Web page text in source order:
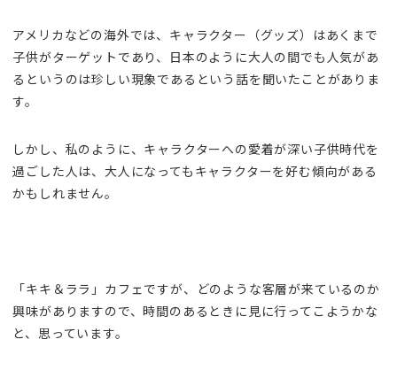
アメリカなどの海外では、キャラクター（グッズ）はあくまで
子供がターゲットであり、日本のように大人の間でも人気があ
るというのは珍しい現象であるという話を聞いたことがありま
す。
しかし、私のように、キャラクターへの愛着が深い子供時代を
過ごした人は、大人になってもキャラクターを好む傾向がある
かもしれません。
「キキ＆ララ」カフェですが、どのような客層が来ているのか
興味がありますので、時間のあるときに見に行ってこようかな
と、思っています。